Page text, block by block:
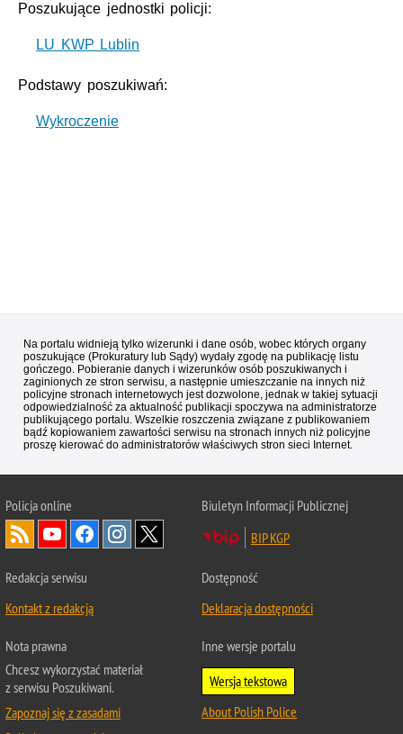
Poszukujące jednostki policji:
LU KWP Lublin
Podstawy poszukiwań:
Wykroczenie
Na portalu widnieją tylko wizerunki i dane osób, wobec których organy
poszukujące (Prokuratury lub Sądy) wydały zgodę na publikację listu
gończego. Pobieranie danych i wizerunków osób poszukiwanych i
zaginionych ze stron serwisu, a następnie umieszczanie na innych niż
policyjne stronach internetowych jest dozwolone, jednak w takiej sytuacji
odpowiedzialność za aktualność publikacji spoczywa na administratorze
publikującego portalu. Wszelkie roszczenia związane z publikowaniem
bądź kopiowaniem zawartości serwisu na stronach innych niż policyjne
proszę kierować do administratorów właściwych stron sieci Internet.
Policjaonline
Biuletyn Informacji Publicznej
BIP KGP
Redakcja serwisu
Kontakt z redakcją
Dostępność
Deklaracja dostępności
Nota prawna
Chcesz wykorzystać materiał
z serwisu Poszukiwani.
Zapoznaj się z zasadami
Inne wersje portalu
Wersja tekstowa
About Polish Police